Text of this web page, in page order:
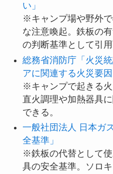
い」
※キャンプ場や野外
な注意喚起。鉄板の
の判断基準として引用
総務省消防庁「火災
アに関連する火災要因
※キャンプで起きる火
直火調理や加熱器具
できる。
一般社団法人 日本ガ
全基準」
※鉄板の代替として
具の安全基準。ソロ